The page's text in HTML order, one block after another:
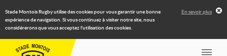
Stade Montois Rugby utilise des cookies pour vous garantir une bonne
expérience de navigation. Si vous continuez à visiter notre site, nous
considérerons que vous acceptez l'utilisation des cookies.
En savoir plus